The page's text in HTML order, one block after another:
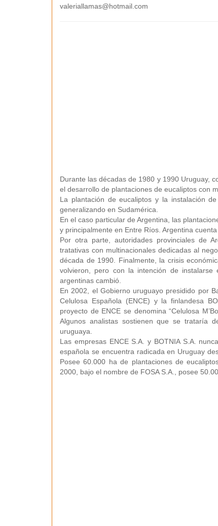
valeriallamas@hotmail.com
Durante las décadas de 1980 y 1990 Uruguay,
el desarrollo de plantaciones de eucaliptos con
La plantación de eucaliptos y la instalación
generalizando en Sudamérica.
En el caso particular de Argentina, las
y principalmente en Entre Ríos. Argentina
Por otra parte, autoridades provinciales de
tratativas con multinacionales dedicadas al
década de 1990. Finalmente, la crisis
volvieron, pero con la intención de
argentinas cambió.
En 2002, el Gobierno uruguayo presidido por
Celulosa Española (ENCE) y la finlandesa
proyecto de ENCE se denomina “Celulosa
Algunos analistas sostienen que se trataría
uruguaya.
Las empresas ENCE S.A. y BOTNIA S.A.
española se encuentra radicada en Uruguay
Posee 60.000 ha de plantaciones de
2000, bajo el nombre de FOSA S.A., posee